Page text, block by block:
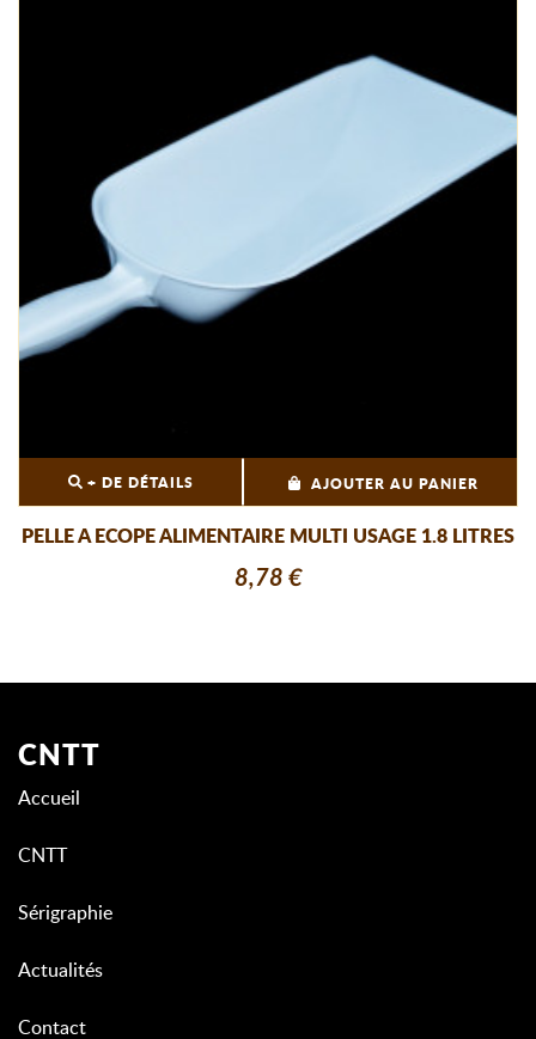
+ DE DÉTAILS AJOUTER AU PANIER
PELLE A ECOPE ALIMENTAIRE MULTI USAGE 1.8 LITRES
8,78 €
CNTT
Accueil
CNTT
Sérigraphie
Actualités
Contact